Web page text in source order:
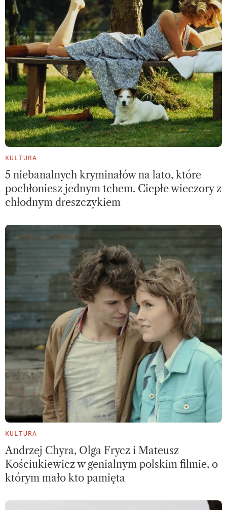
KULTURA
5 niebanalnych kryminałów na lato, które
pochłoniesz jednym tchem. Ciepłe wieczory z
chłodnym dreszczykiem
KULTURA
Andrzej Chyra, Olga Frycz i Mateusz
Kościukiewicz w genialnym polskim filmie, o
którym mało kto pamięta